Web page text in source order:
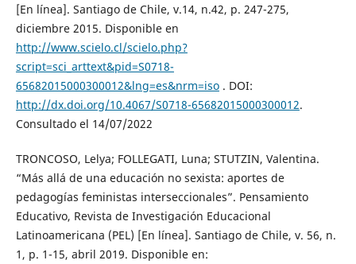
[En línea]. Santiago de Chile, v.14, n.42, p. 247-275,
diciembre 2015. Disponible en
http://www.scielo.cl/scielo.php?
script=sci_arttext&pid=S0718-
65682015000300012&lng=es&nrm=iso. DOI:
http://dx.doi.org/10.4067/S0718-65682015000300012.
Consultado el 14/07/2022
TRONCOSO, Lelya; FOLLEGATI, Luna; STUTZIN, Valentina.
“Más allá de una educación no sexista: aportes de
pedagogías feministas interseccionales”. Pensamiento
Educativo, Revista de Investigación Educacional
Latinoamericana (PEL) [En línea]. Santiago de Chile, v. 56, n.
1, p. 1-15, abril 2019. Disponible en: